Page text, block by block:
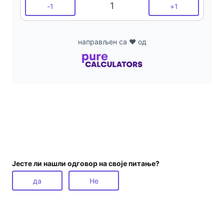
-1 1 +1
направљен са ❤ од
Јесте ли нашли одговор на своје питање?
да Не